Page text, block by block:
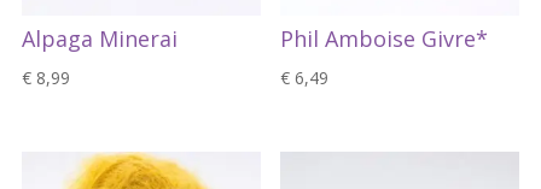
Alpaga Minerai
€8,99
Phil Amboise Givre*
€ 6,49